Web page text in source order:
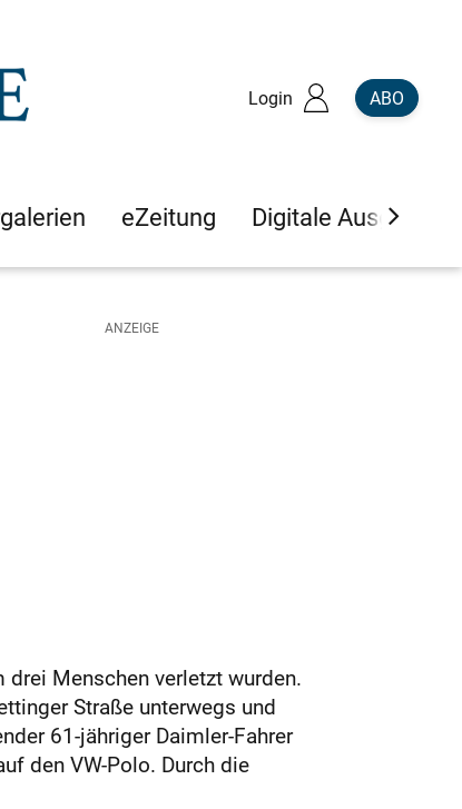
Login ABO
eZeitung Digitale Ausgaben
Menschen verletzt wurden.
Straße unterwegs und
61-jähriger Daimler-Fahrer
den VW-Polo. Durch die